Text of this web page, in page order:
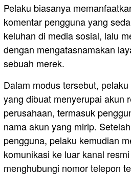
Pelaku biasanya
komentar pengguna yang
keluhan di media sosial, lalu
dengan mengatasnamakan
sebuah merek.
Dalam modus tersebut,
yang dibuat menyerupai akun
perusahaan, termasuk
nama akun yang mirip.
pengguna, pelaku kemudian
komunikasi ke luar kanal
menghubungi nomor telepon